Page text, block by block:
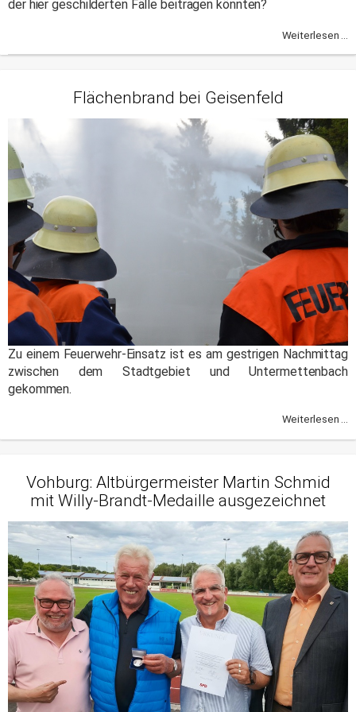
der hier geschilderten Fälle beitragen könnten?
Weiterlesen ...
Flächenbrand bei Geisenfeld
Zu einem Feuerwehr-Einsatz ist es am gestrigen Nachmittag
zwischen dem Stadtgebiet und Untermettenbach
gekommen.
Weiterlesen ...
Vohburg: Altbürgermeister Martin Schmid
mit Willy-Brandt-Medaille ausgezeichnet